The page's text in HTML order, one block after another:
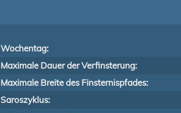
Wochentag:
Maximale Dauer der Verfinsterung:
Maximale Breite des Finsternispfades:
Saroszyklus: